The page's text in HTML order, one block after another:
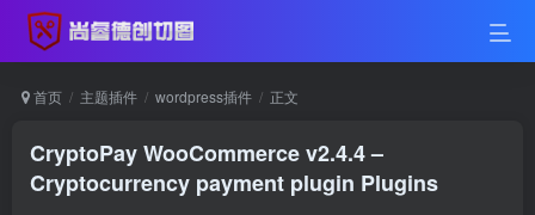
首页 主题插件 wordpress插件 正文
CryptoPay WooCommerce v2.4.4 –
Cryptocurrency payment plugin Plugins